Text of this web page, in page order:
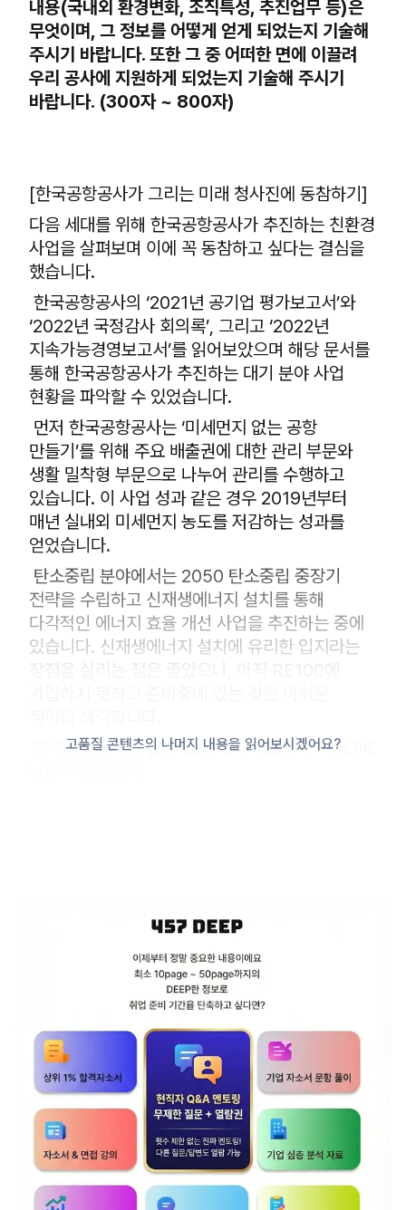
내용(국내외 환경변화, 조직특성, 추진업무 등)은
무엇이며, 그 정보를 어떻게 얻게 되었는지 기술해
주시기 바랍니다. 또한 그 중 어떠한 면에 이끌려
우리 공사에 지원하게 되었는지 기술해 주시기
바랍니다. (300자 ~ 800자)
[한국공항공사가 그리는 미래 청사진에 동참하기]
다음 세대를 위해 한국공항공사가 추진하는 친환경
사업을 살펴보며 이에 꼭 동참하고 싶다는 결심을
했습니다.
한국공항공사의 ‘2021년 공기업 평가보고서’와
‘2022년 국정감사 회의록’, 그리고 ‘2022년
지속가능경영보고서’를 읽어보았으며 해당 문서를
통해 한국공항공사가 추진하는 대기 분야 사업
현황을 파악할 수 있었습니다.
먼저 한국공항공사는 ‘미세먼지 없는 공항
만들기’를 위해 주요 배출권에 대한 관리 부문와
생활 밀착형 부문으로 나누어 관리를 수행하고
있습니다. 이 사업 성과 같은 경우 2019년부터
매년 실내외 미세먼지 농도를 저감하는 성과를
얻었습니다.
탄소중립 분야에서는 2050 탄소중립 중장기
전략을 수립하고 신재생에너지 설치를 통해
다각적인 에너지 효율 개선 사업을 추진하는 중에
있습니다. 신재생에너지 설치에 유리한 입지라는
장점을 살리는 점은 좋았으나, 아직 RE100에
한국공항공사는 같은 업종 대비 배출량이 약 6.1배
고품질 콘텐츠의 나머지 내용을 읽어보시겠어요?